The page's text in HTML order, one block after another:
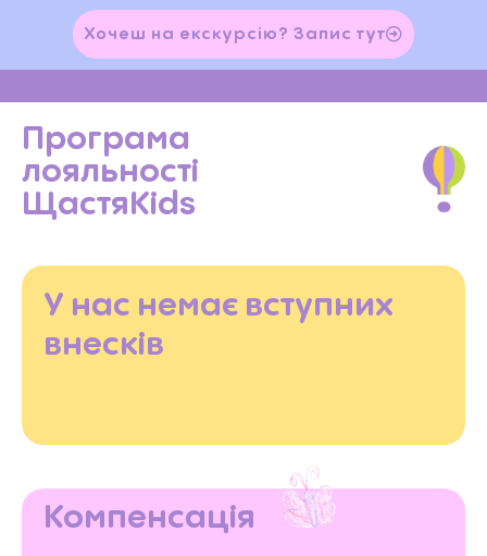
Хочеш на екскурсію? Запис тут
Програма
лояльності
ЩастяKids
У нас немає вступних
внесків
Компенсація